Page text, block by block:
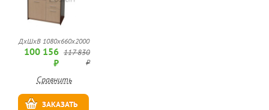
ДхШхВ 1080х660х2000
100 156
₽
117 830
₽
Сравнить
ЗАКАЗАТЬ